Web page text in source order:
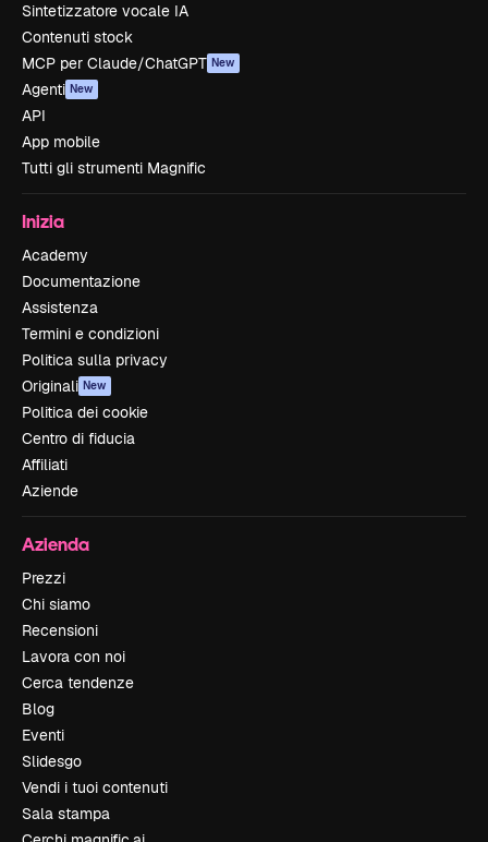
Sintetizzatore vocale IA
Contenuti stock
MCP per Claude/ChatGPT New
Agenti New
API
App mobile
Tutti gli strumenti Magnific
Inizia
Academy
Documentazione
Assistenza
Termini e condizioni
Politica sulla privacy
Originali New
Politica dei cookie
Centro di fiducia
Affiliati
Aziende
Azienda
Prezzi
Chi siamo
Recensioni
Lavora con noi
Cerca tendenze
Blog
Eventi
Slidesgo
Vendi i tuoi contenuti
Sala stampa